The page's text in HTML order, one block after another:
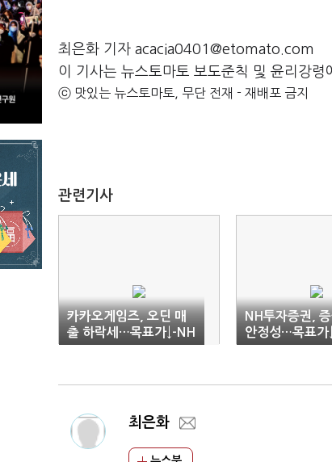
최은화 기자 acacia0401@etomato.com
이 기사는 뉴스토마토 보도준칙 및 윤리강령
ⓒ 맛있는 뉴스토마토, 무단 전재 - 재배포 금지
관련기사
카카오게임즈, 오딘 매
출 하락세…목표가↓-NH
NH투자증권,
안정성…목표가
견 '중립'-SK
최은화